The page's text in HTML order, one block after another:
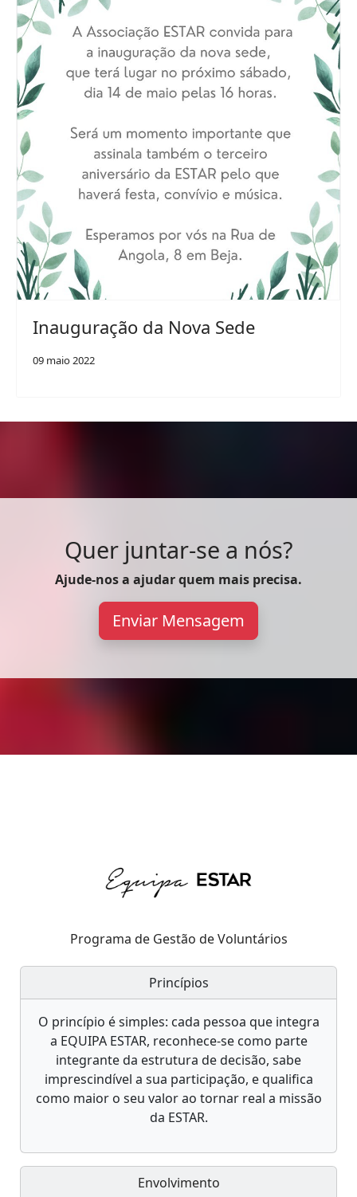
Inauguração da Nova Sede
09 maio 2022
Quer juntar-se a nós?
Ajude-nos a ajudar quem mais precisa.
Enviar Mensagem
Programa de Gestão de Voluntários
Princípios
O princípio é simples: cada pessoa que integra
a EQUIPA ESTAR, reconhece-se como parte
integrante da estrutura de decisão, sabe
imprescindível a sua participação, e qualifica
como maior o seu valor ao tornar real a missão
da ESTAR.
Envolvimento